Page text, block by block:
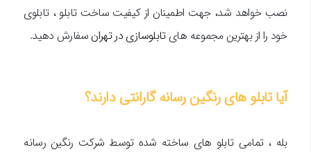
نصب خواهد شد، جهت اطمینان از کیفیت ساخت تابلو ، تابلوی
خود را از بهترین مجموعه هایتابلوسازی در تهرانسفارش دهید.
آیا تابلو های رنگین رسانه گارانتی دارند؟
بله ، تمامی تابلو های ساخته شده توسط شرکت رنگین رسانه